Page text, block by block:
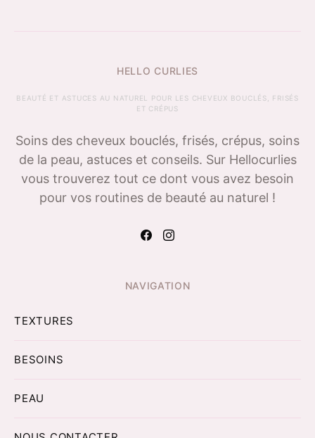
HELLO CURLIES
BEAUTÉ ET ASTUCES AU NATUREL POUR LES CHEVEUX BOUCLÉS, FRISÉS
ET CRÉPUS
Soins des cheveux bouclés, frisés, crépus, soins
de la peau, astuces et conseils. Sur Hellocurlies
vous trouverez tout ce dont vous avez besoin
pour vos routines de beauté au naturel !
NAVIGATION
TEXTURES
BESOINS
PEAU